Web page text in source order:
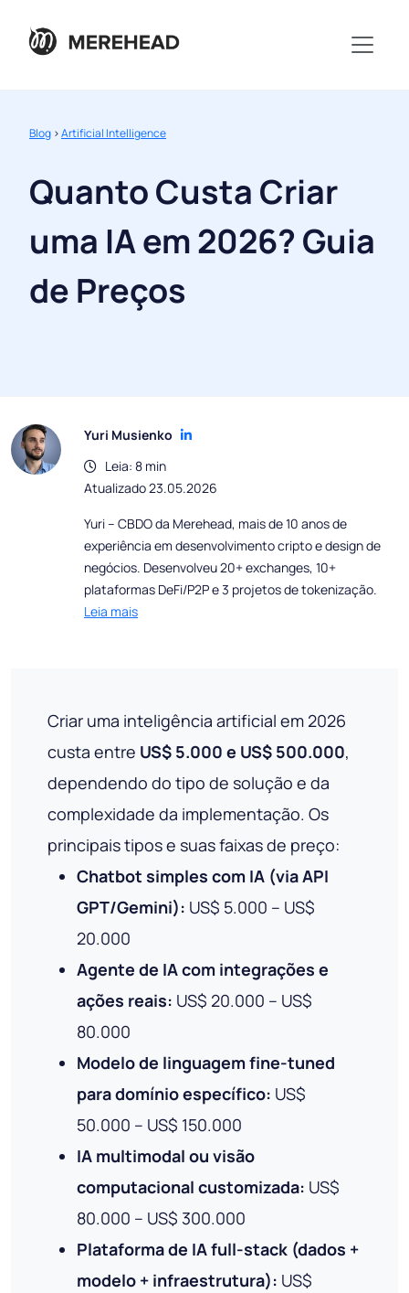
Blog >Artificial Intelligence
Quanto Custa Criar
uma IA em 2026? Guia
de Preços
Yuri Musienko
Leia: 8 min
Atualizado 23.05.2026
Yuri – CBDO da Merehead, mais de 10 anos de
experiência em desenvolvimento cripto e design de
negócios. Desenvolveu 20+ exchanges, 10+
plataformas DeFi/P2P e 3 projetos de tokenização.
Leia mais
Criar uma inteligência artificial em 2026
custa entre US$ 5.000 e US$ 500.000,
dependendo do tipo de solução e da
complexidade da implementação. Os
principais tipos e suas faixas de preço:
Chatbot simples com IA (via API
GPT/Gemini): US$ 5.000 – US$
20.000
Agente de IA com integrações e
ações reais: US$ 20.000 – US$
80.000
Modelo de linguagem fine-tuned
para domínio específico: US$
50.000 – US$ 150.000
IA multimodal ou visão
computacional customizada: US$
80.000 – US$ 300.000
Plataforma de IA full-stack (dados +
modelo + infraestrutura): US$